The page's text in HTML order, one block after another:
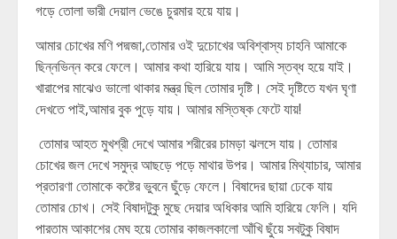
গড়ে তোলা ভারী দেয়াল ভেঙে চুরমার হয়ে যায়।
আমার চোখের মণি পদ্মজা,তোমার ওই দুচোখের অবিশ্বাস্য চাহনি আমাকে
ছিন্নভিন্ন করে ফেলে। আমার কথা হারিয়ে যায়। আমি স্তব্ধ হয়ে যাই।
খারাপের মাঝেও ভালো থাকার মন্ত্র ছিল তোমার দৃষ্টি। সেই দৃষ্টিতে যখন ঘৃণা
দেখতে পাই,আমার বুক পুড়ে যায়। আমার মস্তিষ্ক ফেটে যায়!
তোমার আহত মুখশ্রী দেখে আমার শরীরের চামড়া ঝলসে যায়। তোমার
চোখের জল দেখে সমুদ্র আছড়ে পড়ে মাথার উপর। আমার মিথ্যাচার, আমার
প্রতারণা তোমাকে কষ্টের ভুবনে ছুঁড়ে ফেলে। বিষাদের ছায়া ঢেকে যায়
তোমার চোখ। সেই বিষাদটুকু মুছে দেয়ার অধিকার আমি হারিয়ে ফেলি। যদি
পারতাম আকাশের মেঘ হয়ে তোমার কাজলকালো আঁখি ছুঁয়ে সবটুকু বিষাদ